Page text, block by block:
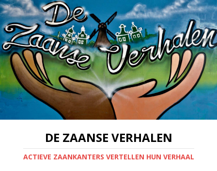
DE ZAANSE VERHALEN
ACTIEVE ZAANKANTERS VERTELLEN HUN VERHAAL